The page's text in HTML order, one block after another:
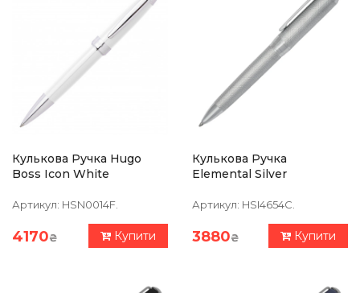
Кулькова Ручка Hugo
Boss Icon White
Артикул: HSN0014F.
4170₴ Купити
Кулькова Ручка
Elemental Silver
Артикул: HSI4654C.
3880₴ Купити